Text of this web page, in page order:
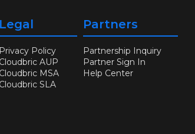
Legal
Privacy Policy
Cloudbric AUP
Cloudbric MSA
Cloudbric SLA
Partners
Partnership Inquiry
Partner Sign In
Help Center